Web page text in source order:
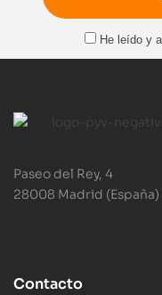
He leído y
Paseo del Rey, 4
28008 Madrid (España)
Contacto